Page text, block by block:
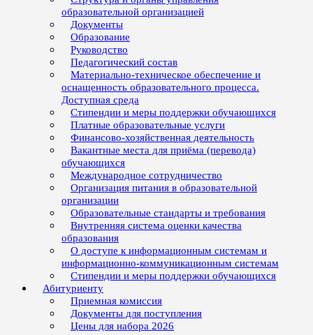
образовательной организацией
Документы
Образование
Руководство
Педагогический состав
Материально-техническое обеспечение и
оснащенность образовательного процесса.
Доступная среда
Стипендии и меры поддержки обучающихся
Платные образовательные услуги
Финансово-хозяйственная деятельность
Вакантные места для приёма (перевода)
обучающихся
Международное сотрудничество
Организация питания в образовательной
организации
Образовательные стандарты и требования
Внутренняя система оценки качества
образования
О доступе к информационным системам и
информационно-коммуникационным системам
Стипендии и меры поддержки обучающихся
Абитуриенту
Приемная комиссия
Документы для поступления
Цены для набора 2026